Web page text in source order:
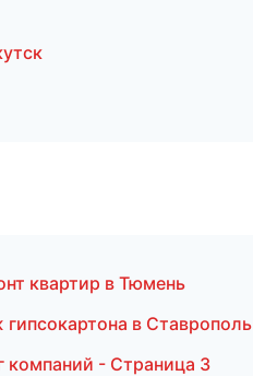
квартир в Тюмень
в Ставрополь
- Страница 3